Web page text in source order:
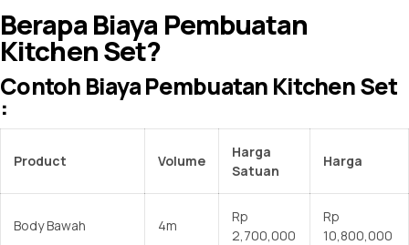
Berapa Biaya Pembuatan
Kitchen Set?
Contoh Biaya Pembuatan Kitchen Set
:
Product Volume
Harga
Satuan
Harga
Body Bawah 4m
Rp
2,700,000
Rp
10,800,000